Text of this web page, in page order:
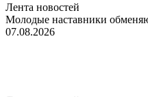
Лента новостей
Молодые наставники
07.08.2026